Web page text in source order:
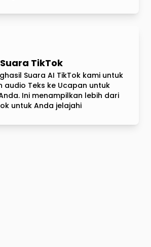
TikTok
Suara AI TikTok kami untuk
audio Teks ke Ucapan untuk
Ini menampilkan lebih dari
untuk Anda jelajahi